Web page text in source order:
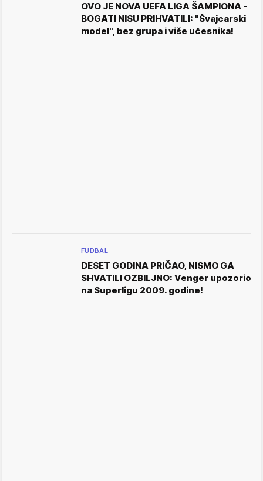
OVO JE NOVA UEFA LIGA ŠAMPIONA -
BOGATI NISU PRIHVATILI: "Švajcarski
model", bez grupa i više učesnika!
FUDBAL
DESET GODINA PRIČAO, NISMO GA
SHVATILI OZBILJNO: Venger upozorio
na Superligu 2009. godine!